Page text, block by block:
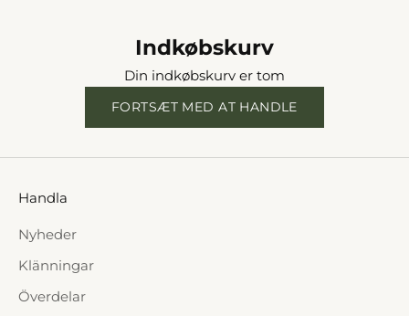
Indkøbskurv
Din indkøbskurv er tom
FORTSÆT MED AT HANDLE
Handla
Nyheder
Klänningar
Överdelar